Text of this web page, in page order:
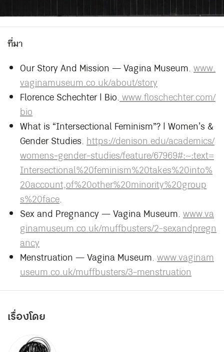
ที่มา
Our Story And Mission — Vagina Museum.www.
vaginamuseum.co.uk/about/story
Florence Schechter | Bio.www.floschechter.com/
bio
What is “Intersectional Feminism”? | Women’s &
Gender Studies.https://denison.edu/academics/
womens-gender-studies/feature/67969#:~:text=
Intersectional%20feminism%20takes%20into%
20account,of%20other%20minority%20group
s%20face.
Sex and Pregnancy — Vagina Museum.www.va
ginamuseum.co.uk/muffbusters/2-sexandpregn
ancy
Menstruation — Vagina Museum.www.vaginam
useum.co.uk/muffbusters/3-menstruation
เรื่องโดย